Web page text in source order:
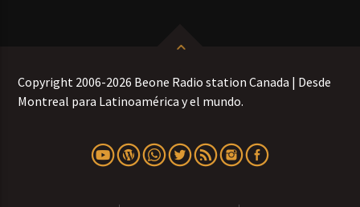
Copyright 2006-2026 Beone Radio station Canada | Desde
Montreal para Latinoamérica y el mundo.